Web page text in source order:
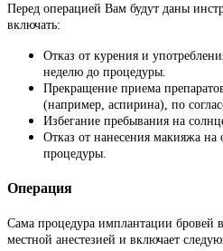
Перед операцией Вам будут даны
включать:
Отказ от курения и
неделю до процедуры.
Прекращение приема
(например, аспирина), по
Избегание пребывания на
Отказ от нанесения макияжа на
процедуры.
Операция
Сама процедура имплантации бровей
местной анестезией и включает